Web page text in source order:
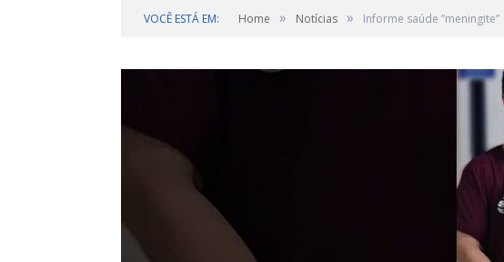
VOCÊ ESTÁ EM: Home » Notícias » Informe saúde ”meningite”